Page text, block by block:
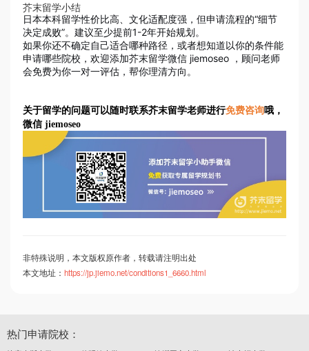
芥末留学小结
日本本科留学性价比高、文化适配度强，但申请流程的“细节
决定成败”。建议至少提前1-2年开始规划。
如果你还不确定自己适合哪种路径，或者想知道以你的条件能
申请哪些院校，欢迎添加芥末留学微信 jiemoseo ，顾问老师
会免费为你一对一评估，帮你理清方向。
关于留学的问题可以随时联系芥末留学老师进行免费咨询 哦，
微信 jiemoseo
非特殊说明，本文版权原作者，转载请注明出处
本文地址： https://jp.jiemo.net/conditions1_6660.html
热门申请院校：